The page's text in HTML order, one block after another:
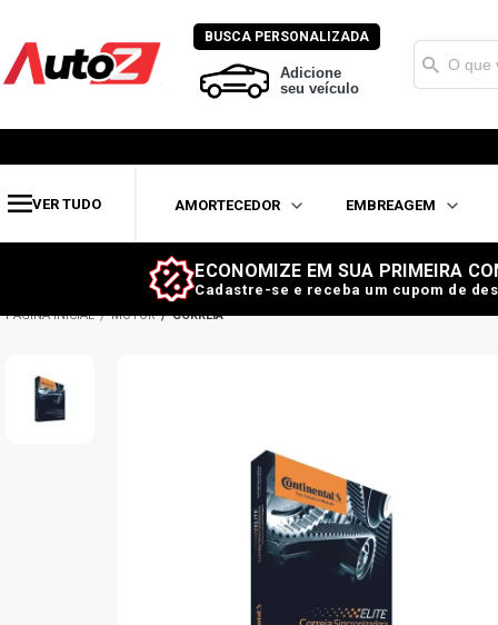
BUSCA PERSONALIZADA
Adicione
seu veículo
VER TUDO AMORTECEDOR EMBREAGEM
ECONOMIZE EM SUA PRIMEIRA
Cadastre-se e receba um cupom de
MOTOR CORREIA